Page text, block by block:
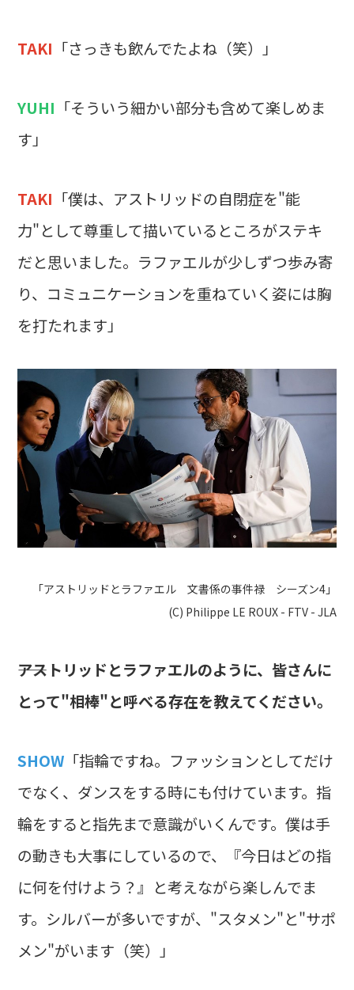
TAKI 「さっきも飲んでたよね（笑）」
YUHI 「そういう細かい部分も含めて楽しめま
す」
TAKI 「僕は、アストリッドの自閉症を"能
力"として尊重して描いているところがステキ
だと思いました。ラファエルが少しずつ歩み寄
り、コミュニケーションを重ねていく姿には胸
を打たれます」
「アストリッドとラファエル 文書係の事件禄 シーズン4」
(C) Philippe LE ROUX - FTV - JLA
――アストリッドとラファエルのように、皆さんに
とって"相棒"と呼べる存在を教えてください。
SHOW 「指輪ですね。ファッションとしてだけ
でなく、ダンスをする時にも付けています。指
輪をすると指先まで意識がいくんです。僕は手
の動きも大事にしているので、『今日はどの指
に何を付けよう？』と考えながら楽しんでま
す。シルバーが多いですが、"スタメン"と"サポ
メン"がいます（笑）」